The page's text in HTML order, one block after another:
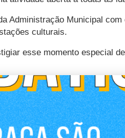
Administração Municipal
culturais.
esse momento especial